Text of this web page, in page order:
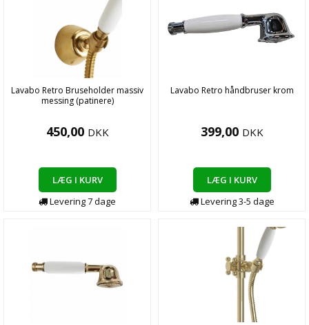
Lavabo Retro Bruseholder massiv
messing (patinere)
450,00 DKK
LÆG I KURV
Levering7dage
Lavabo Retro håndbruser krom
399,00 DKK
LÆG I KURV
Levering3-5 dage